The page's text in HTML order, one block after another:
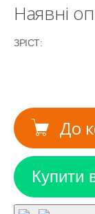
Наявні
ЗРІСТ:
До